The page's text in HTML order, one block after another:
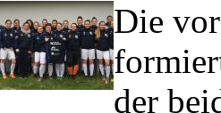
Die
der